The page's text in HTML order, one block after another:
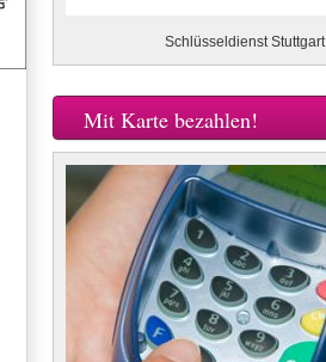
Schlüsseldienst Stuttgart
Mit Karte bezahlen!